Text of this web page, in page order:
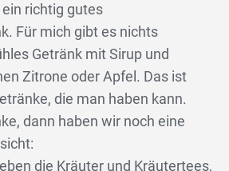
richtig gutes
Für mich gibt es nichts
Getränk mit Sirup und
Zitrone oder Apfel. Das ist
die man haben kann.
dann haben wir noch eine
die Kräuter und Kräutertees,